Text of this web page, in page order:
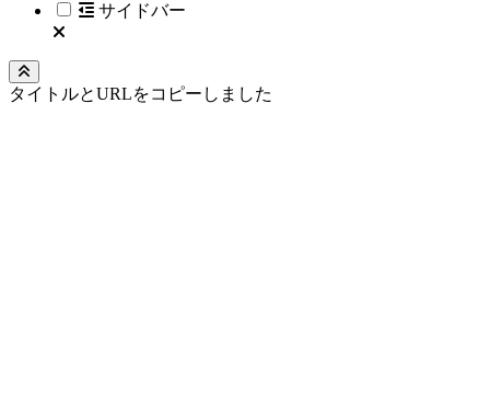
サイドバー
タイトルとURLをコピーしました